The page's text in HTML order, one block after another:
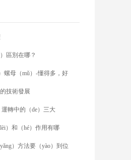
區別在哪？
螺母（mǔ）-懂得多，好
技術發展
轉中的（de）三大
項）和（hé）作用有哪
）方法要（yào）到位